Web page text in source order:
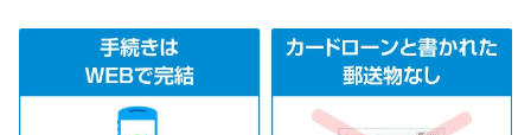
その他コラム